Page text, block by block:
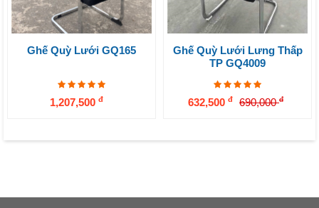
Ghế Quỳ Lưới GQ165
1,207,500 đ
Ghế Quỳ Lưới Lưng Thấp
TP GQ4009
632,500 đ 690,000đ